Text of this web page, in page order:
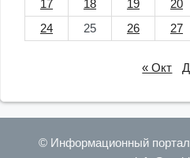
17
18 19 20
24
25 26 27
« Окт
© Информационный